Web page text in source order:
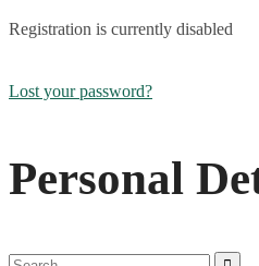
Registration is currently disabled
Lost your password?
Personal